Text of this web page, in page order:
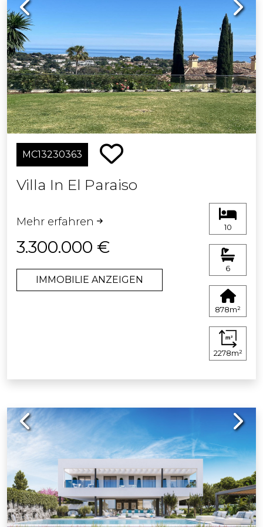
MC13230363
Villa In El Paraiso
Mehr erfahren
3.300.000 €
IMMOBILIE ANZEIGEN
10
6
878m²
2278m²
Previous Next